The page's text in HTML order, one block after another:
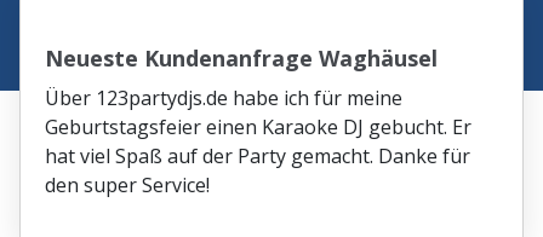
Neueste Kundenanfrage Waghäusel
Über 123partydjs.de habe ich für meine
Geburtstagsfeier einen Karaoke DJ gebucht. Er
hat viel Spaß auf der Party gemacht. Danke für
den super Service!